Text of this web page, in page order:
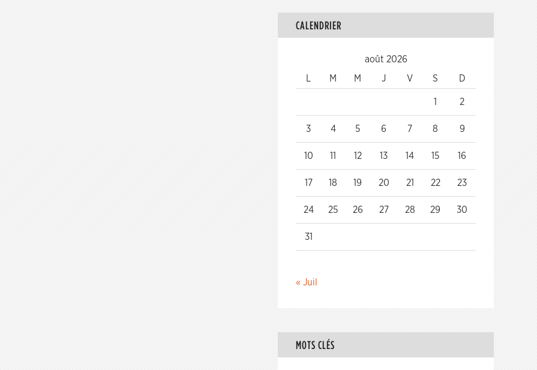
CALENDRIER
août 2026
M M J V S D
1 2
3 4 5 6 7 8 9
10 11 12 13 14 15 16
17 18 19 20 21 22 23
24 25 26 27 28 29 30
31
« Juil
MOTS CLÉS